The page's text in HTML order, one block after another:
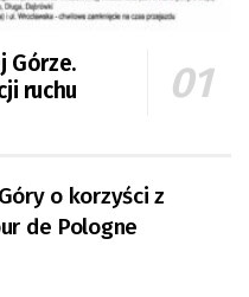
Górze.
ruchu
o korzyści z
de Pologne